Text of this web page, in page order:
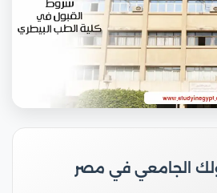
الجامعي في مصر